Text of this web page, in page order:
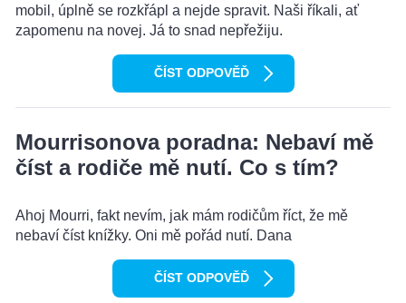
mobil, úplně se rozkřápl a nejde spravit. Naši říkali, ať
zapomenu na novej. Já to snad nepřežiju.
ČÍST ODPOVĚĎ
Mourrisonova poradna: Nebaví mě
číst a rodiče mě nutí. Co s tím?
Ahoj Mourri, fakt nevím, jak mám rodičům říct, že mě
nebaví číst knížky. Oni mě pořád nutí. Dana
ČÍST ODPOVĚĎ